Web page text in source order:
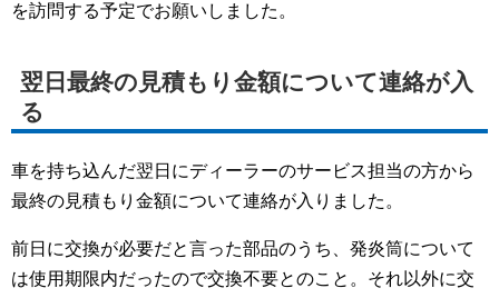
を訪問する予定でお願いしました。
翌日最終の見積もり金額について連絡が入
る
車を持ち込んだ翌日にディーラーのサービス担当の方から
最終の見積もり金額について連絡が入りました。
前日に交換が必要だと言った部品のうち、発炎筒について
は使用期限内だったので交換不要とのこと。それ以外に交